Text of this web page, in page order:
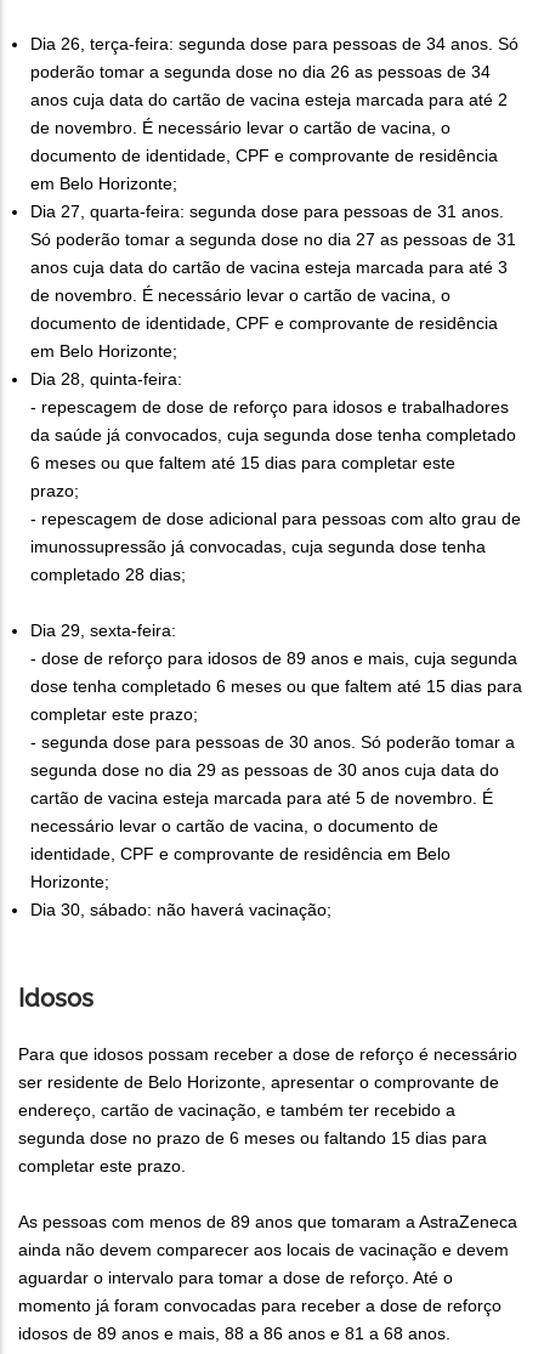
Dia 26, terça-feira: segunda dose para pessoas de 34 anos. Só
poderão tomar a segunda dose no dia 26 as pessoas de 34
anos cuja data do cartão de vacina esteja marcada para até 2
de novembro. É necessário levar o cartão de vacina, o
documento de identidade, CPF e comprovante de residência
em Belo Horizonte;
Dia 27, quarta-feira: segunda dose para pessoas de 31 anos.
Só poderão tomar a segunda dose no dia 27 as pessoas de 31
anos cuja data do cartão de vacina esteja marcada para até 3
de novembro. É necessário levar o cartão de vacina, o
documento de identidade, CPF e comprovante de residência
em Belo Horizonte;
Dia 28, quinta-feira:
- repescagem de dose de reforço para idosos e trabalhadores
da saúde já convocados, cuja segunda dose tenha completado
6 meses ou que faltem até 15 dias para completar este
prazo;
- repescagem de dose adicional para pessoas com alto grau de
imunossupressão já convocadas, cuja segunda dose tenha
completado 28 dias;
Dia 29, sexta-feira:
- dose de reforço para idosos de 89 anos e mais, cuja segunda
dose tenha completado 6 meses ou que faltem até 15 dias para
completar este prazo;
- segunda dose para pessoas de 30 anos. Só poderão tomar a
segunda dose no dia 29 as pessoas de 30 anos cuja data do
cartão de vacina esteja marcada para até 5 de novembro. É
necessário levar o cartão de vacina, o documento de
identidade, CPF e comprovante de residência em Belo
Horizonte;
Dia 30, sábado: não haverá vacinação;
Idosos
Para que idosos possam receber a dose de reforço é necessário
ser residente de Belo Horizonte, apresentar o comprovante de
endereço, cartão de vacinação, e também ter recebido a
segunda dose no prazo de 6 meses ou faltando 15 dias para
completar este prazo.
As pessoas com menos de 89 anos que tomaram a AstraZeneca
ainda não devem comparecer aos locais de vacinação e devem
aguardar o intervalo para tomar a dose de reforço. Até o
momento já foram convocadas para receber a dose de reforço
idosos de 89 anos e mais, 88 a 86 anos e 81 a 68 anos.